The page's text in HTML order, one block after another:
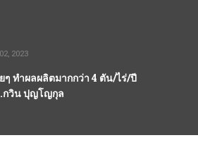
2023
ๆ ทำผลผลิตมากกว่า 4 ตัน/ไร่/ปี
กวิน ปุญโญกุล